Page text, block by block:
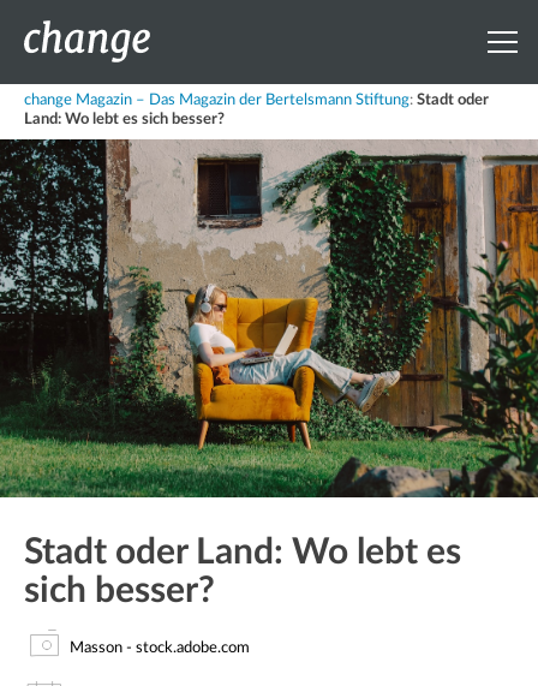
change Magazin – Das Magazin der Bertelsmann Stiftung: Stadt oder
Land: Wo lebt es sich besser?
Stadt oder Land: Wo lebt es
sich besser?
Masson - stock.adobe.com